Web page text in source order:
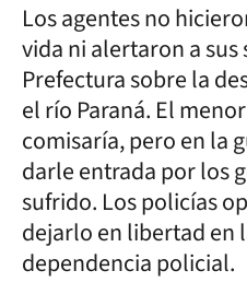
Los agentes no
vida ni alertaron a
Prefectura sobre la
el río Paraná. El
comisaría, pero en la
darle entrada por los
sufrido. Los policías
dejarlo en libertad en
dependencia policial.